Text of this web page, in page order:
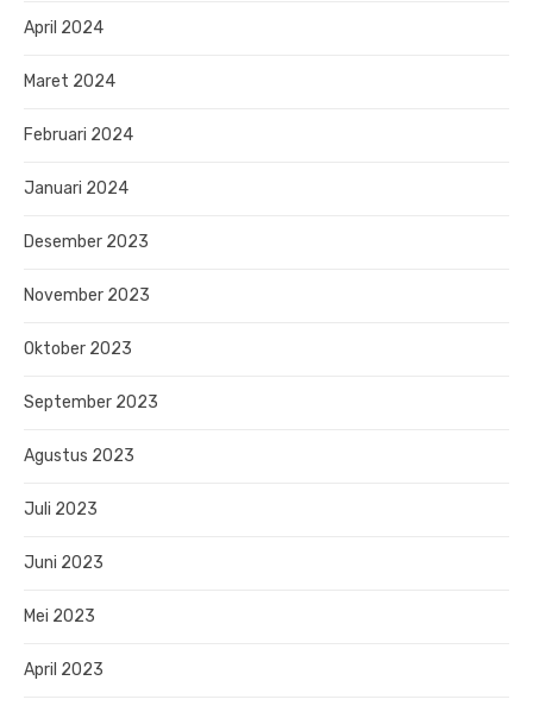
April 2024
Maret 2024
Februari 2024
Januari 2024
Desember 2023
November 2023
Oktober 2023
September 2023
Agustus 2023
Juli 2023
Juni 2023
Mei 2023
April 2023